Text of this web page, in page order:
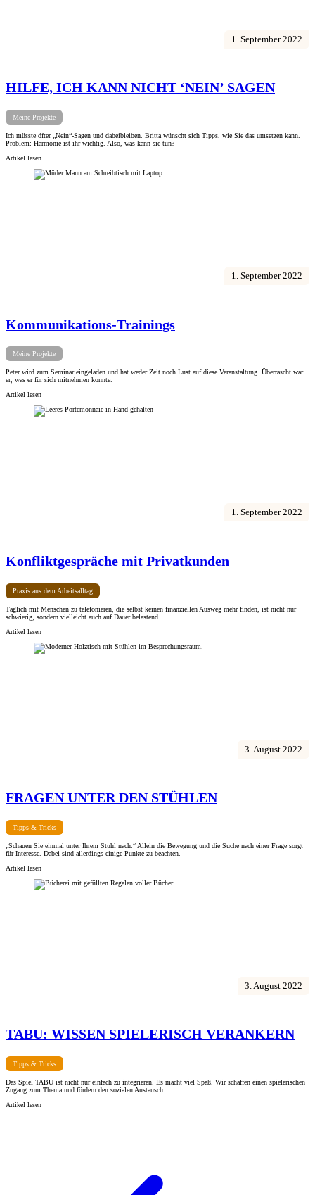
HILFE, ICH KANN NICHT ‘NEIN’ SAGEN
Meine Projekte
Ich müsste öfter „Nein“-Sagen und dabeibleiben. Britta wünscht sich Tipps, wie Sie das umsetzen kann.
Problem: Harmonie ist ihr wichtig. Also, was kann sie tun?
Artikel lesen
1. September 2022
Kommunikations-Trainings
Meine Projekte
Peter wird zum Seminar eingeladen und hat weder Zeit noch Lust auf diese Veranstaltung. Überrascht war
er, was er für sich mitnehmen konnte.
Artikel lesen
1. September 2022
Konfliktgespräche mit Privatkunden
Praxis aus dem Arbeitsalltag
Täglich mit Menschen zu telefonieren, die selbst keinen finanziellen Ausweg mehr finden, ist nicht nur
schwierig, sondern vielleicht auch auf Dauer belastend.
Artikel lesen
1. September 2022
FRAGEN UNTER DEN STÜHLEN
Tipps & Tricks
„Schauen Sie einmal unter Ihrem Stuhl nach.“ Allein die Bewegung und die Suche nach einer Frage sorgt
für Interesse. Dabei sind allerdings einige Punkte zu beachten.
Artikel lesen
3. August 2022
TABU: WISSEN SPIELERISCH VERANKERN
Tipps & Tricks
Das Spiel TABU ist nicht nur einfach zu integrieren. Es macht viel Spaß. Wir schaffen einen spielerischen
Zugang zum Thema und fördern den sozialen Austausch.
Artikel lesen
3. August 2022